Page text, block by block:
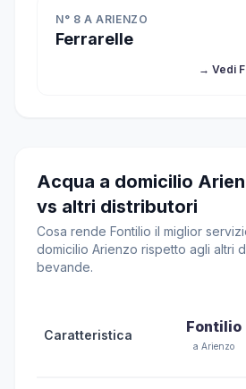
N° 8 A ARIENZO
Ferrarelle
→ Vedi
Acqua a domicilio
vs altri distributori
Cosa rende Fontilio il miglior
domicilio Arienzo rispetto agli altri
bevande.
Caratteristica Fontilio
a Arienzo